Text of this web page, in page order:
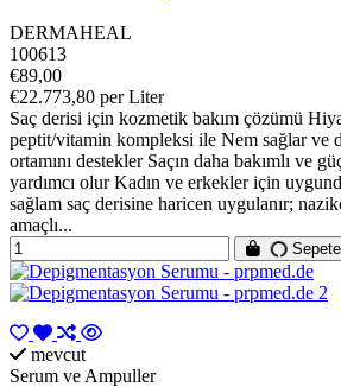
DERMAHEAL
100613
€89,00
€22.773,80 per Liter
Saç derisi için kozmetik bakım çözümü
peptit/vitamin kompleksi ile Nem sağlar ve
ortamını destekler Saçın daha bakımlı ve
yardımcı olur Kadın ve erkekler için
sağlam saç derisine haricen uygulanır;
amaçlı...
mevcut
Serum ve Ampuller